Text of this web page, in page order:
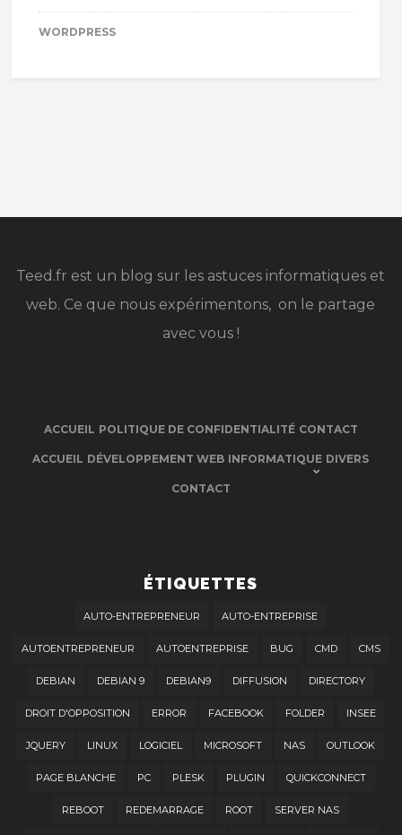
WORDPRESS
Teed.fr est un blog sur les astuces informatiques et
web. Ce que nous expérimentons, on le partage
avec vous !
ACCUEIL POLITIQUE DE CONFIDENTIALITÉ CONTACT
ACCUEIL DÉVELOPPEMENT WEB INFORMATIQUE DIVERS
CONTACT
ÉTIQUETTES
AUTO-ENTREPRENEUR AUTO-ENTREPRISE
AUTOENTREPRENEUR AUTOENTREPRISE BUG CMD CMS
DEBIAN DEBIAN 9 DEBIAN9 DIFFUSION DIRECTORY
DROIT D'OPPOSITION ERROR FACEBOOK FOLDER INSEE
JQUERY LINUX LOGICIEL MICROSOFT NAS OUTLOOK
PAGE BLANCHE PC PLESK PLUGIN QUICKCONNECT
REBOOT REDEMARRAGE ROOT SERVER NAS